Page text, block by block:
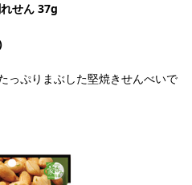
せん 37g
っぷりまぶした堅焼きせんべいで